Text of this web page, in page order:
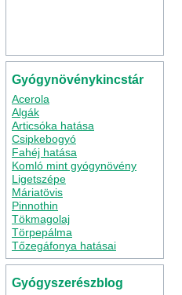
Gyógynövénykincstár
Acerola
Algák
Articsóka hatása
Csipkebogyó
Fahéj hatása
Komló mint gyógynövény
Ligetszépe
Máriatövis
Pinnothin
Tökmagolaj
Törpepálma
Tőzegáfonya hatásai
Gyógyszerészblog